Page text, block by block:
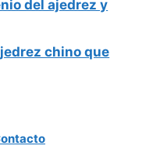
del ajedrez y
chino que